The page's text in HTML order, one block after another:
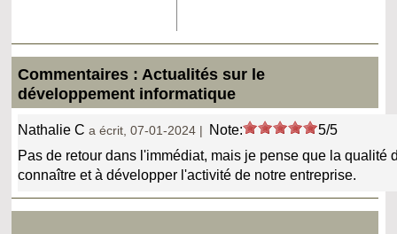
Commentaires : Actualités sur le
développement informatique
Nathalie Ca écrit, 07-01-2024 | Note:
5/5
Pas de retour dans l'immédiat, mais je pense que la qualité
connaître et à développer l'activité de notre entreprise.